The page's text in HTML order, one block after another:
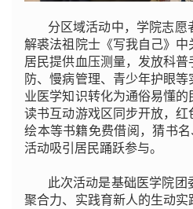
分区域活动中，学院志
解裘法祖院士《写我自己》
居民提供血压测量，发放科
防、慢病管理、青少年护眼
业医学知识转化为通俗易懂的
读书互动游戏区同步开放，
绘本等书籍免费借阅，猜书
活动吸引居民踊跃参与。
此次活动是基础医学院
聚合力、实践育新人的生动